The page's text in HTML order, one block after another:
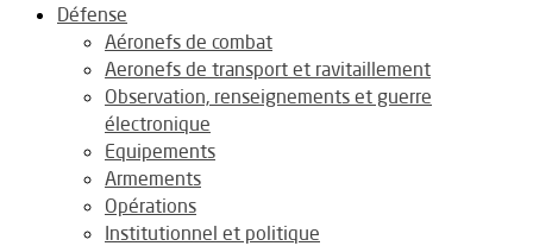
Défense
Aéronefs de combat
Aeronefs de transport et ravitaillement
Observation, renseignements et guerre
électronique
Equipements
Armements
Opérations
Institutionnel et politique